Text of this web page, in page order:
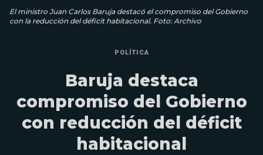
El ministro Juan Carlos Baruja destacó el compromiso del Gobierno
con la reducción del déficit habitacional. Foto: Archivo
POLÍTICA
Baruja destaca
compromiso del Gobierno
con reducción del déficit
habitacional